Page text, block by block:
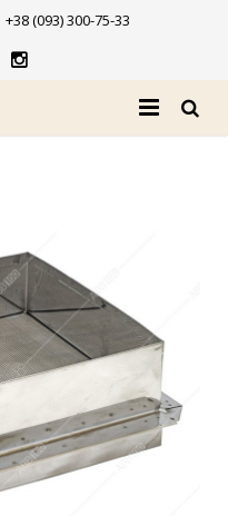
+38 (093) 300-75-33